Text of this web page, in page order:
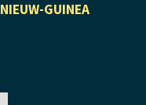
NIEUW-GUINEA